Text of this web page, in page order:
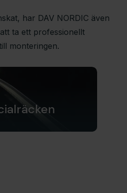
har DAV NORDIC även
ta ett professionellt
monteringen.